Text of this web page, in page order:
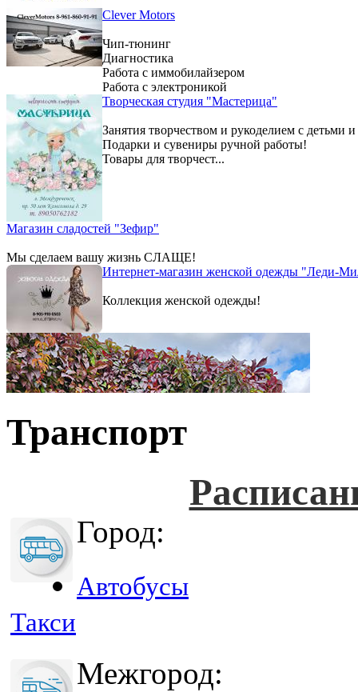
Clever Motors
Чип-тюнинг
Диагностика
Работа с иммобилайзером
Работа с электроникой
Творческая студия "Мастерица"
Занятия творчеством и рукоделием с детьми
Подарки и сувениры ручной работы!
Товары для творчест...
Магазин сладостей "Зефир"
Мы сделаем вашу жизнь СЛАЩЕ!
Интернет-магазин женской одежды "Леди-
Коллекция женской одежды!
Транспорт
Город:
Автобусы
Такси
Межгород: